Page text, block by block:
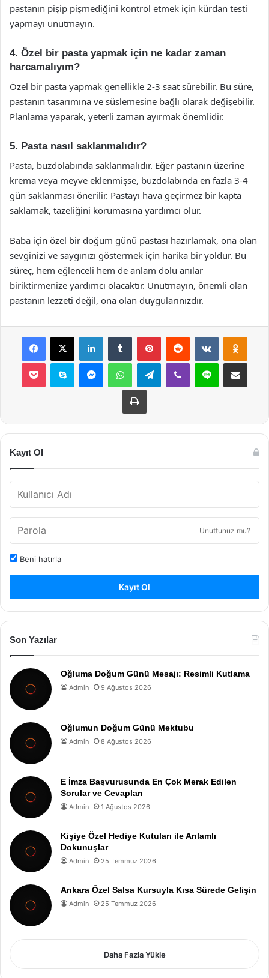
pastanın pişip pişmediğini kontrol etmek için kürdan testi
yapmayı unutmayın.
4. Özel bir pasta yapmak için ne kadar zaman
harcamalıyım?
Özel bir pasta yapmak genellikle 2-3 saat sürebilir. Bu süre,
pastanın tasarımına ve süslemesine bağlı olarak değişebilir.
Planlama yaparak, yeterli zaman ayırmak önemlidir.
5. Pasta nasıl saklanmalıdır?
Pasta, buzdolabında saklanmalıdır. Eğer pastanın üzerine
krema veya meyve eklenmişse, buzdolabında en fazla 3-4
gün saklanması önerilir. Pastayı hava geçirmez bir kapta
saklamak, tazeliğini korumasına yardımcı olur.
Baba için özel bir doğum günü pastası hazırlamak, ona olan
sevginizi ve saygınızı göstermek için harika bir yoldur. Bu
süreç, hem eğlenceli hem de anlam dolu anılar
biriktirmenize yardımcı olacaktır. Unutmayın, önemli olan
pastanın lezzeti değil, ona olan duygularınızdır.
Facebook
X LinkedInTumblr PinterestReddit VKontakte
Pocket Skype MessengerWhatsAppTelegramViber Line E-Posta ile
Yazdır
Kayıt Ol
Unuttunuz mu?
Beni hatırla
Kayıt Ol
Son Yazılar
Oğluma Doğum Günü Mesajı: Resimli Kutlama
Admin 9 Ağustos 2026
Oğlumun Doğum Günü Mektubu
Admin 8 Ağustos 2026
E İmza Başvurusunda En Çok Merak Edilen
Sorular ve Cevapları
Admin 1 Ağustos 2026
Kişiye Özel Hediye Kutuları ile Anlamlı
Dokunuşlar
Admin 25 Temmuz 2026
Ankara Özel Salsa Kursuyla Kısa Sürede Gelişin
Admin 25 Temmuz 2026
Daha Fazla Yükle